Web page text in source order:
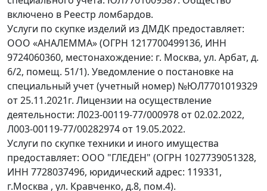
включено в Реестр ломбардов.
Услуги по скупке изделий из ДМДК предоставляет:
ООО «АНАЛЕММА» (ОГРН 1217700499136, ИНН
9724060360, местонахождение: г. Москва, ул. Арбат, д.
6/2, помещ. 51/1). Уведомление о постановке на
специальный учет (учетный номер) №ЮЛ7701019329
от 25.11.2021г. Лицензии на осуществление
деятельности: Л023-00119-77/000978 от 02.02.2022,
Л003-00119-77/00282974 от 19.05.2022.
Услуги по скупке техники и иного имущества
предоставляет: ООО "ГЛЕДЕН" (ОГРН 1027739051328,
ИНН 7728037496, юридический адрес: 119331,
г.Москва , ул. Кравченко, д.8, пом.4).